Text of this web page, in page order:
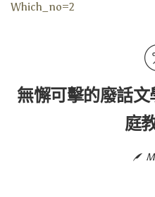
Which_no=2
無懈可擊的廢話
庭